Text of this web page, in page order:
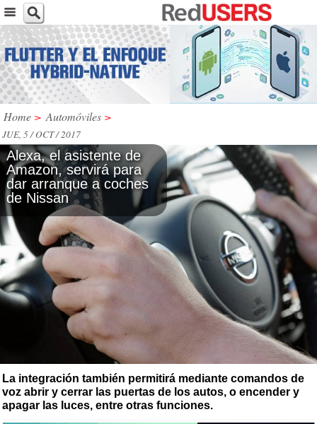
Home > Automóviles >
JUE, 5 / OCT / 2017
Alexa, el asistente de
Amazon, servirá para
dar arranque a coches
de Nissan
La integración también permitirá mediante comandos de
voz abrir y cerrar las puertas de los autos, o encender y
apagar las luces, entre otras funciones.